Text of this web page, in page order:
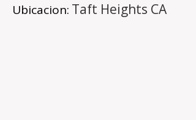
Ubicacion: Taft Heights CA